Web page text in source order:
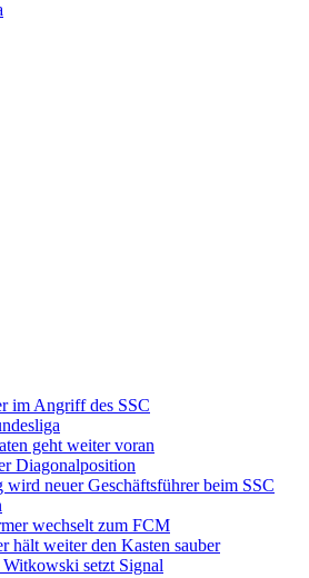
im Angriff des SSC
geht weiter voran
Diagonalposition
neuer Geschäftsführer beim SSC
wechselt zum FCM
hält weiter den Kasten sauber
setzt Signal